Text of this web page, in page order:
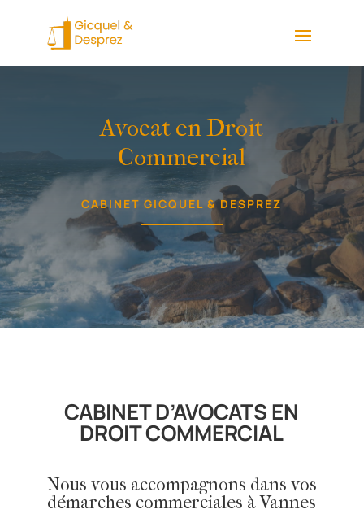
Avocat en Droit
Commercial
CABINET GICQUEL & DESPREZ
CABINET D’AVOCATS EN
DROIT COMMERCIAL
Nous vous accompagnons dans vos
démarches commerciales à Vannes